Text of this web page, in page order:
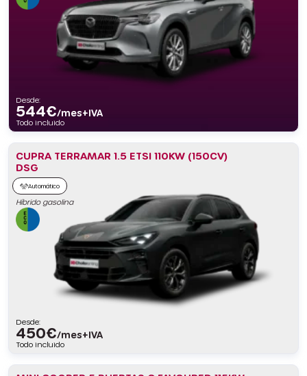
Desde:
544€/mes+IVA
Todo incluido
CUPRA TERRAMAR 1.5 ETSI 110KW (150CV)
DSG
Automático
Híbrido gasolina
Desde:
450€/mes+IVA
Todo incluido